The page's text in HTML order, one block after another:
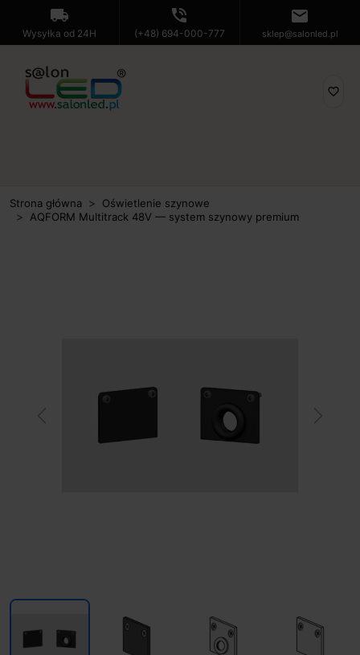
local_shipping
Wysyłka od 24H
phone_in_talk
(+48) 694-000-777
mail
sklep@salonled.pl
favorite_border
Strona główna
Oświetlenie szynowe
AQFORM Multitrack 48V — system szynowy premium